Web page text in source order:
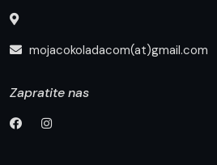
mojacokoladacom(at)gmail.com
Zapratite nas